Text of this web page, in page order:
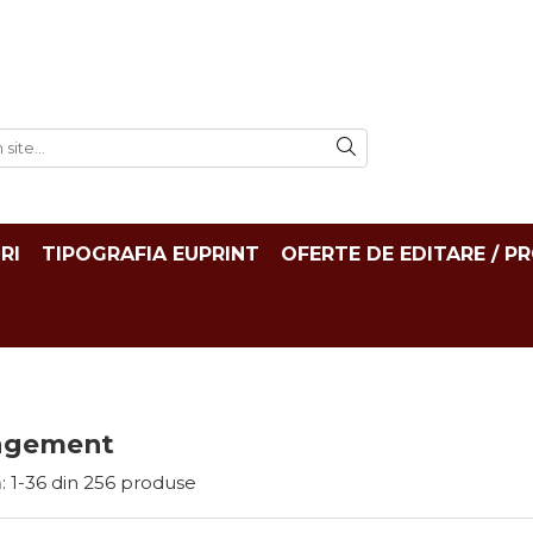
TIPOGRAFIA EUPRINT OFERTE DE EDITARE /
1-36 din 256 produse